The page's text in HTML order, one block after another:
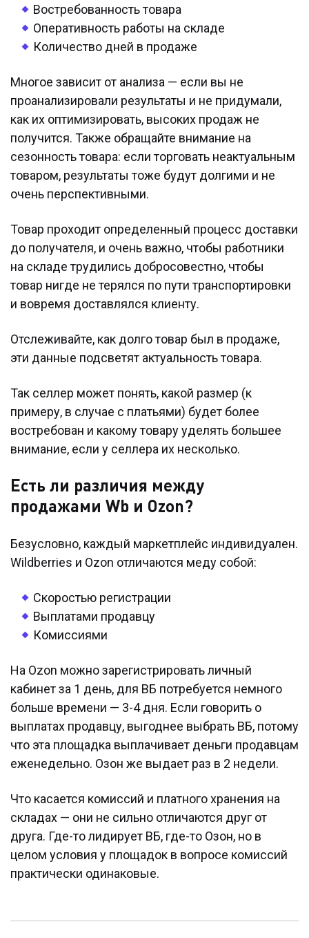
Востребованность товара
Оперативность работы на складе
Количество дней в продаже
Многое зависит от анализа — если вы не
проанализировали результаты и не придумали,
как их оптимизировать, высоких продаж не
получится. Также обращайте внимание на
сезонность товара: если торговать неактуальным
товаром, результаты тоже будут долгими и не
очень перспективными.
Товар проходит определенный процесс доставки
до получателя, и очень важно, чтобы работники
на складе трудились добросовестно, чтобы
товар нигде не терялся по пути транспортировки
и вовремя доставлялся клиенту.
Отслеживайте, как долго товар был в продаже,
эти данные подсветят актуальность товара.
Так селлер может понять, какой размер (к
примеру, в случае с платьями) будет более
востребован и какому товару уделять большее
внимание, если у селлера их несколько.
Есть ли различия между
продажами Wb и Ozon?
Безусловно, каждый маркетплейс индивидуален.
Wildberries и Ozon отличаются меду собой:
Скоростью регистрации
Выплатами продавцу
Комиссиями
На Ozon можно зарегистрировать личный
кабинет за 1 день, для ВБ потребуется немного
больше времени — 3-4 дня. Если говорить о
выплатах продавцу, выгоднее выбрать ВБ, потому
что эта площадка выплачивает деньги продавцам
еженедельно. Озон же выдает раз в 2 недели.
Что касается комиссий и платного хранения на
складах — они не сильно отличаются друг от
друга. Где-то лидирует ВБ, где-то Озон, но в
целом условия у площадок в вопросе комиссий
практически одинаковые.